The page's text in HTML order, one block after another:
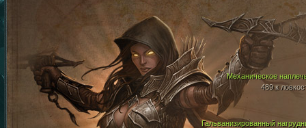
Гальванизированный
Механическое
489 к